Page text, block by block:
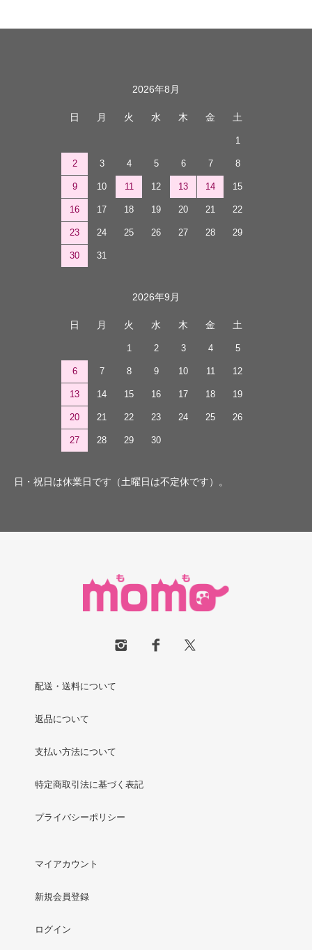
2026年8月
日 月 火 水 木 金 土
1
2 3 4 5 6 7 8
9 10 11 12 13 14 15
16 17 18 19 20 21 22
23 24 25 26 27 28 29
30 31
2026年9月
日 月 火 水 木 金 土
1 2 3 4 5
6 7 8 9 10 11 12
13 14 15 16 17 18 19
20 21 22 23 24 25 26
27 28 29 30
日・祝日は休業日です（土曜日は不定休です）。
配送・送料について
返品について
支払い方法について
特定商取引法に基づく表記
プライバシーポリシー
マイアカウント
新規会員登録
ログイン